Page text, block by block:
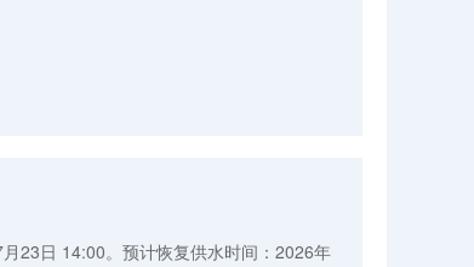
23日 14:00。预计恢复供水时间：2026年